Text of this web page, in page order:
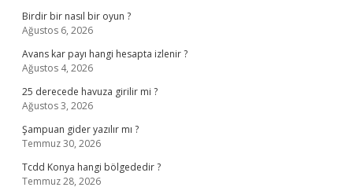
Birdir bir nasıl bir oyun ?
Ağustos 6, 2026
Avans kar payı hangi hesapta izlenir ?
Ağustos 4, 2026
25 derecede havuza girilir mi ?
Ağustos 3, 2026
Şampuan gider yazılır mı ?
Temmuz 30, 2026
Tcdd Konya hangi bölgededir ?
Temmuz 28, 2026